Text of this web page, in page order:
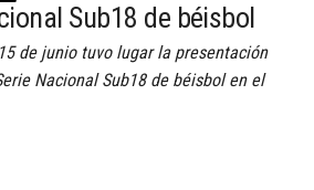
Sub18 de béisbol
de junio tuvo lugar la presentación
Nacional Sub18 de béisbol en el